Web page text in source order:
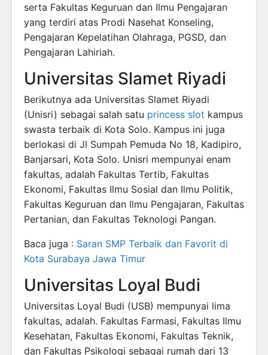
serta Fakultas Keguruan dan Ilmu Pengajaran
yang terdiri atas Prodi Nasehat Konseling,
Pengajaran Kepelatihan Olahraga, PGSD, dan
Pengajaran Lahiriah.
Universitas Slamet Riyadi
Berikutnya ada Universitas Slamet Riyadi
(Unisri) sebagai salah satu princess slot kampus
swasta terbaik di Kota Solo. Kampus ini juga
berlokasi di Jl Sumpah Pemuda No 18, Kadipiro,
Banjarsari, Kota Solo. Unisri mempunyai enam
fakultas, adalah Fakultas Tertib, Fakultas
Ekonomi, Fakultas Ilmu Sosial dan Ilmu Politik,
Fakultas Keguruan dan Ilmu Pengajaran, Fakultas
Pertanian, dan Fakultas Teknologi Pangan.
Baca juga : Saran SMP Terbaik dan Favorit di
Kota Surabaya Jawa Timur
Universitas Loyal Budi
Universitas Loyal Budi (USB) mempunyai lima
fakultas, adalah. Fakultas Farmasi, Fakultas Ilmu
Kesehatan, Fakultas Ekonomi, Fakultas Teknik,
dan Fakultas Psikologi sebagai rumah dari 13